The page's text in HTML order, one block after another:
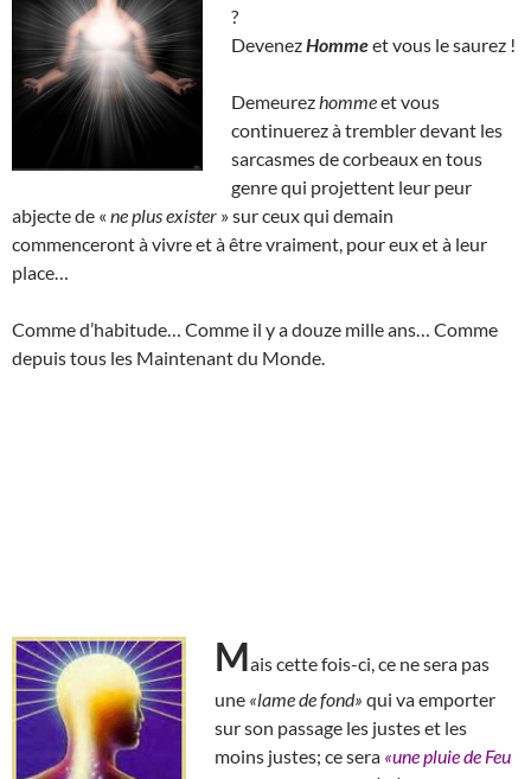
?
DevenezHommeet vous le saurez !
Demeurez hommeet vous
continuerez à trembler devant les
sarcasmes de corbeaux en tous
genre qui projettent leur peur
abjecte de « ne plus exister » sur ceux qui demain
commenceront à vivre et à être vraiment, pour eux et à leur
place…
Comme d’habitude… Comme il y a douze mille ans… Comme
depuis tous les Maintenant du Monde.
Mais cette fois-ci, ce ne sera pas
une «lame de fond» qui va emporter
sur son passage les justes et les
moins justes; ce sera «une pluie de Feu